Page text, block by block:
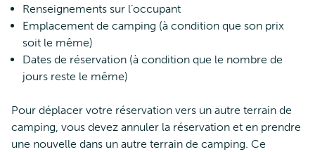
Renseignements sur l’occupant
Emplacement de camping (à condition que son prix
soit le même)
Dates de réservation (à condition que le nombre de
jours reste le même)
Pour déplacer votre réservation vers un autre terrain de
camping, vous devez annuler la réservation et en prendre
une nouvelle dans un autre terrain de camping. Ce